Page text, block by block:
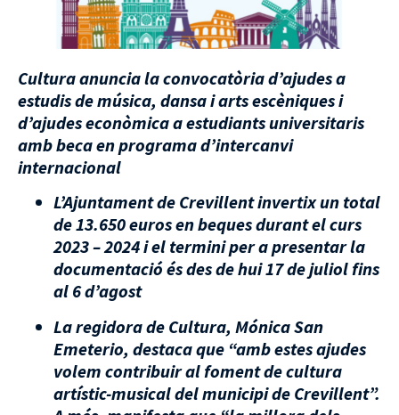
Cultura anuncia la convocatòria d’ajudes a
estudis de música, dansa i arts escèniques i
d’ajudes econòmica a estudiants universitaris
amb beca en programa d’intercanvi
internacional
L’Ajuntament de Crevillent invertix un total
de 13.650 euros en beques durant el curs
2023 – 2024 i el termini per a presentar la
documentació és des de hui 17 de juliol fins
al 6 d’agost
La regidora de Cultura, Mónica San
Emeterio, destaca que “amb estes ajudes
volem contribuir al foment de cultura
artístic-musical del municipi de Crevillent”.